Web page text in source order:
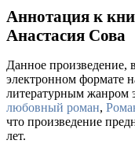
Аннотация к
Анастасия Сова
Данное произведение,
электронном формате
литературным жанром
любовный роман,
что произведение
лет.